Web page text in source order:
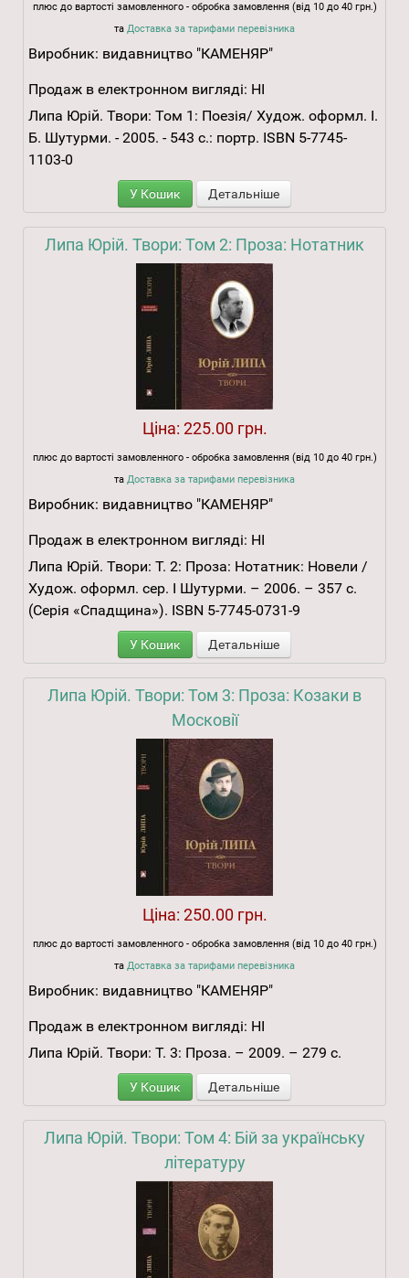
плюс до вартості замовленного - обробка замовлення (від 10 до 40 грн.)
та Доставка за тарифами перевізника
Виробник: видавництво "КАМЕНЯР"
Продаж в електронном вигляді: НІ
Липа Юрій. Твори: Том 1: Поезія/ Худож. оформл. І.
Б. Шутурми. - 2005. - 543 с.: портр. ISBN 5-7745-
1103-0
У Кошик Детальніше
Липа Юрій. Твори: Том 2: Проза: Нотатник
Ціна: 225.00 грн.
плюс до вартості замовленного - обробка замовлення (від 10 до 40 грн.)
та Доставка за тарифами перевізника
Виробник: видавництво "КАМЕНЯР"
Продаж в електронном вигляді: НІ
Липа Юрій. Твори: Т. 2: Проза: Нотатник: Новели /
Худож. оформл. сер. І Шутурми. – 2006. – 357 с.
(Серія «Спадщина»). ISBN 5-7745-0731-9
У Кошик Детальніше
Липа Юрій. Твори: Том 3: Проза: Козаки в
Московії
Ціна: 250.00 грн.
плюс до вартості замовленного - обробка замовлення (від 10 до 40 грн.)
та Доставка за тарифами перевізника
Виробник: видавництво "КАМЕНЯР"
Продаж в електронном вигляді: НІ
Липа Юрій. Твори: Т. 3: Проза. – 2009. – 279 с.
У Кошик Детальніше
Липа Юрій. Твори: Том 4: Бій за українську
літературу